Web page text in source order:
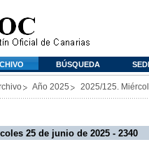
BÚSQUEDA
Año 2025 2025/125.
25 de junio de 2025 - 2340